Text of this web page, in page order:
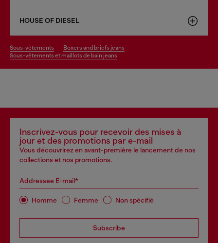
HOUSE OF DIESEL
sous-vêtements
boxers and briefs jeans
sous-vêtements et maillots de bain jeans
Inscrivez-vous pour recevoir des mises à
jour et des promotions par e-mail
Vous découvrirez en avant-première le lancement de nos
collections et nos promotions.
Addressee E-mail*
Homme Femme Non spécifié
Subscribe